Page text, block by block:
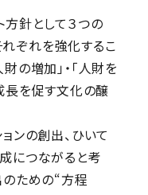
針として３つの
それぞれを強化するこ
の増加」・「人財を
長を促す文化の醸
ンの創出、ひいて
につながると考
のための“方程